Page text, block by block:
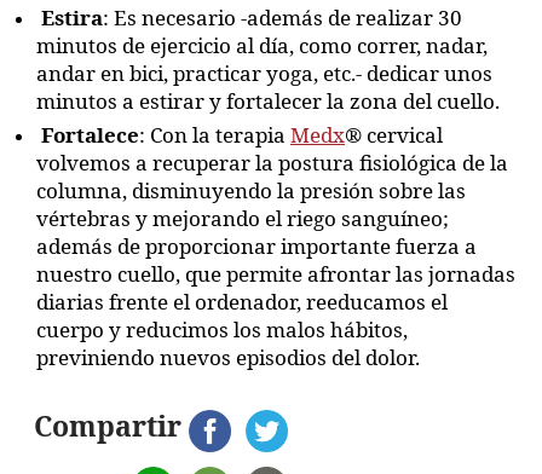
Estira: Es necesario -además de realizar 30
minutos de ejercicio al día, como correr, nadar,
andar en bici, practicar yoga, etc.- dedicar unos
minutos a estirar y fortalecer la zona del cuello.
Fortalece: Con la terapia Medx®️ cervical
volvemos a recuperar la postura fisiológica de la
columna, disminuyendo la presión sobre las
vértebras y mejorando el riego sanguíneo;
además de proporcionar importante fuerza a
nuestro cuello, que permite afrontar las jornadas
diarias frente el ordenador, reeducamos el
cuerpo y reducimos los malos hábitos,
previniendo nuevos episodios del dolor.
Compartir